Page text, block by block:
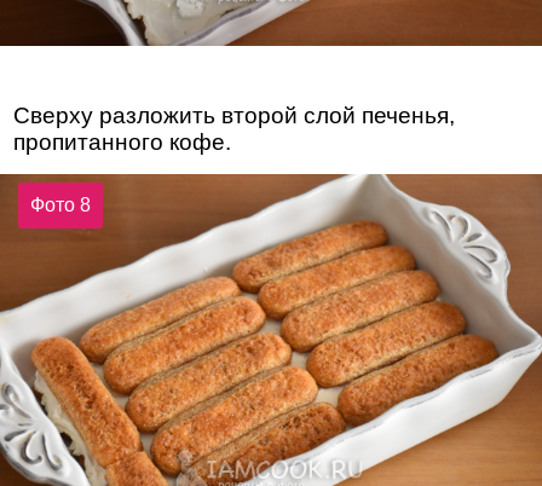
Сверху разложить второй слой печенья,
пропитанного кофе.
Фото 8